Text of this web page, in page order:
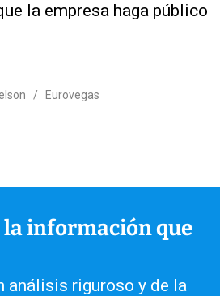
la empresa haga público
/ Eurovegas
la información que
análisis riguroso y de la